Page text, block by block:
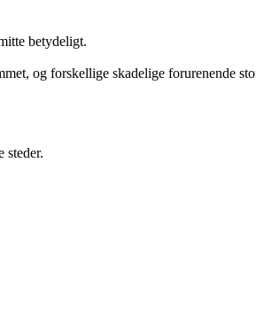
betydeligt.
og forskellige skadelige forurenende
steder.